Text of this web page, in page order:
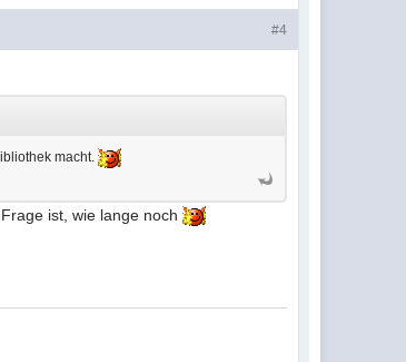
#4
macht.
ist, wie lange noch